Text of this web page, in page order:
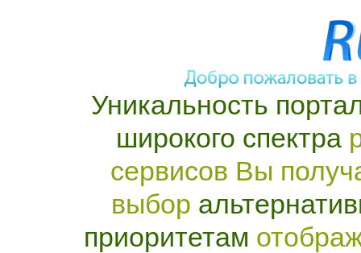
Уникальность
широкого спектра
сервисов Вы
выбор
приоритетам